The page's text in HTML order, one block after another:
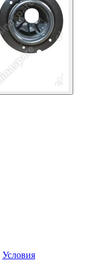
Условия